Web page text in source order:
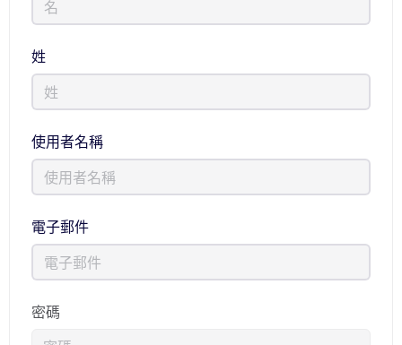
姓
使用者名稱
電子郵件
密碼